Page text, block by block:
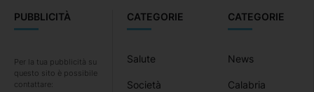
CATEGORIE
News
Calabria
CATEGORIE
Salute
Società
PUBBLICITÀ
Per la tua pubblicità su
questo sito è possibile
contattare: